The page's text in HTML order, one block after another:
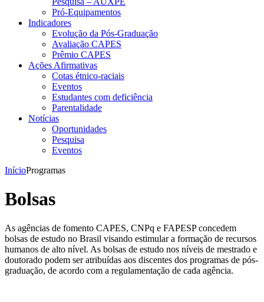
Pró-Equipamentos
Indicadores
Evolução da Pós-Graduação
Avaliação CAPES
Prêmio CAPES
Ações Afirmativas
Cotas étnico-raciais
Eventos
Estudantes com deficiência
Parentalidade
Notícias
Oportunidades
Pesquisa
Eventos
InícioProgramas
Bolsas
As agências de fomento CAPES, CNPq e FAPESP concedem
bolsas de estudo no Brasil visando estimular a formação de recursos
humanos de alto nível. As bolsas de estudo nos níveis de mestrado e
doutorado podem ser atribuídas aos discentes dos programas de pós-
graduação, de acordo com a regulamentação de cada agência.